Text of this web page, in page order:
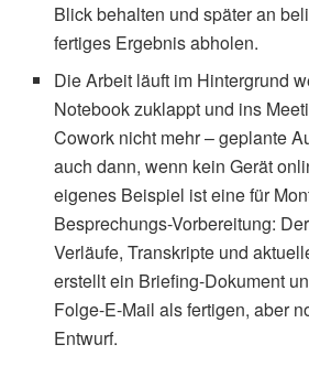
Blick behalten und später an
fertiges Ergebnis abholen.
Die Arbeit läuft im Hintergrund
Notebook zuklappt und ins
Cowork nicht mehr – geplante
auch dann, wenn kein Gerät
eigenes Beispiel ist eine für
Besprechungs-Vorbereitung:
Verläufe, Transkripte und
erstellt ein Briefing-Dokument
Folge-E-Mail als fertigen, aber
Entwurf.